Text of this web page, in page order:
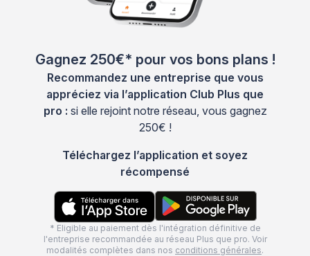
Gagnez 250€* pour vos bons plans !
Recommandez une entreprise que vous
appréciez via l’application Club Plus que
pro : si elle rejoint notre réseau, vous gagnez
250€ !
Téléchargez l’application et soyez
récompensé
* Eligible au paiement dès l'intégration définitive de
l'entreprise recommandée au réseau Plus que pro. Voir
modalités complètes dans nos conditions générales.